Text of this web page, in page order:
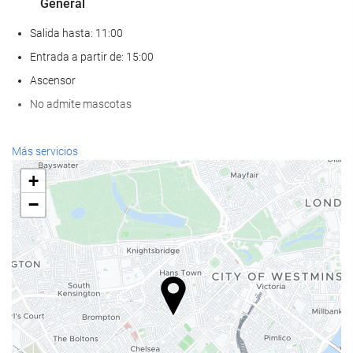
General
Salida hasta: 11:00
Entrada a partir de: 15:00
Ascensor
No admite mascotas
Servicios de recepción
Recepción 24 horas
Guardaequipaje
Comida y bebida
Bar
Acceso a Internet
Wifi gratis
Más servicios
+
−